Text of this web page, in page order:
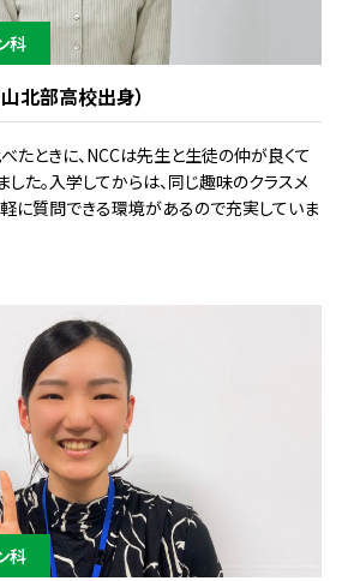
科
北部高校出身）
たときに、NCCは先生と生徒の仲が良くて
た。入学してからは、同じ趣味のクラスメ
に質問できる環境があるので充実していま
科